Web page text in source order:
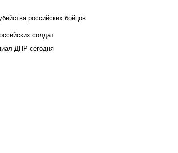
российских бойцов
солдат
ДНР сегодня